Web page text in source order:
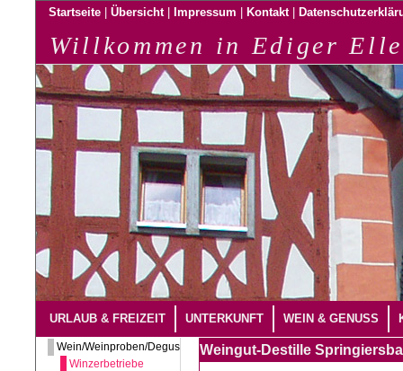
Startseite Übersicht Impressum Kontakt
Willkommen in Ediger
URLAUB & FREIZEIT UNTERKUNFT WEIN & GENUSS
Wein/Weinproben/Degustation
Winzerbetriebe
Weingut-Destille